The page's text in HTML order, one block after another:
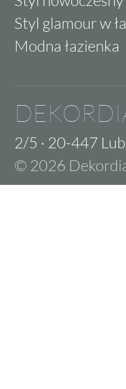
Styl glamour w
Modna łazienka
2/5 · 20-447
© 2026